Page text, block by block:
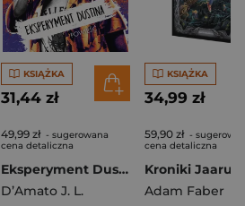
KSIĄŻKA
31,44 zł
49,99 zł - sugerowana
cena detaliczna
Eksperyment Dustina. Stranger Things
D’Amato J. L.
KSIĄŻKA
34,99 zł
59,90 zł -
cena detaliczna
Adam Faber